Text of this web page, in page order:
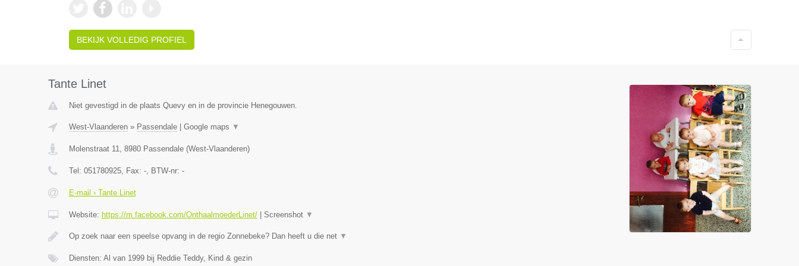
BEKIJK VOLLEDIG PROFIEL
Tante Linet
Niet gevestigd in de plaats Quevy en in de provincie Henegouwen.
West-Vlaanderen» Passendale| Google maps ▼
Molenstraat 11, 8980 Passendale(West-Vlaanderen)
Tel: 051780925, Fax: -, BTW-nr: -
E-mail › Tante Linet
Website: https://m.facebook.com/OnthaalmoederLinet/| Screenshot ▼
Op zoek naar een speelse opvang in de regio Zonnebeke? Dan heeft u die net ▼
Diensten: Al van 1999 bij Reddie Teddy, Kind & gezin